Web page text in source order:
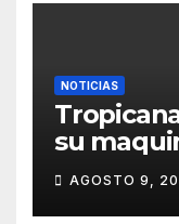
NOTICIAS
su
Carnaval
primeros
AGOSTO 9,